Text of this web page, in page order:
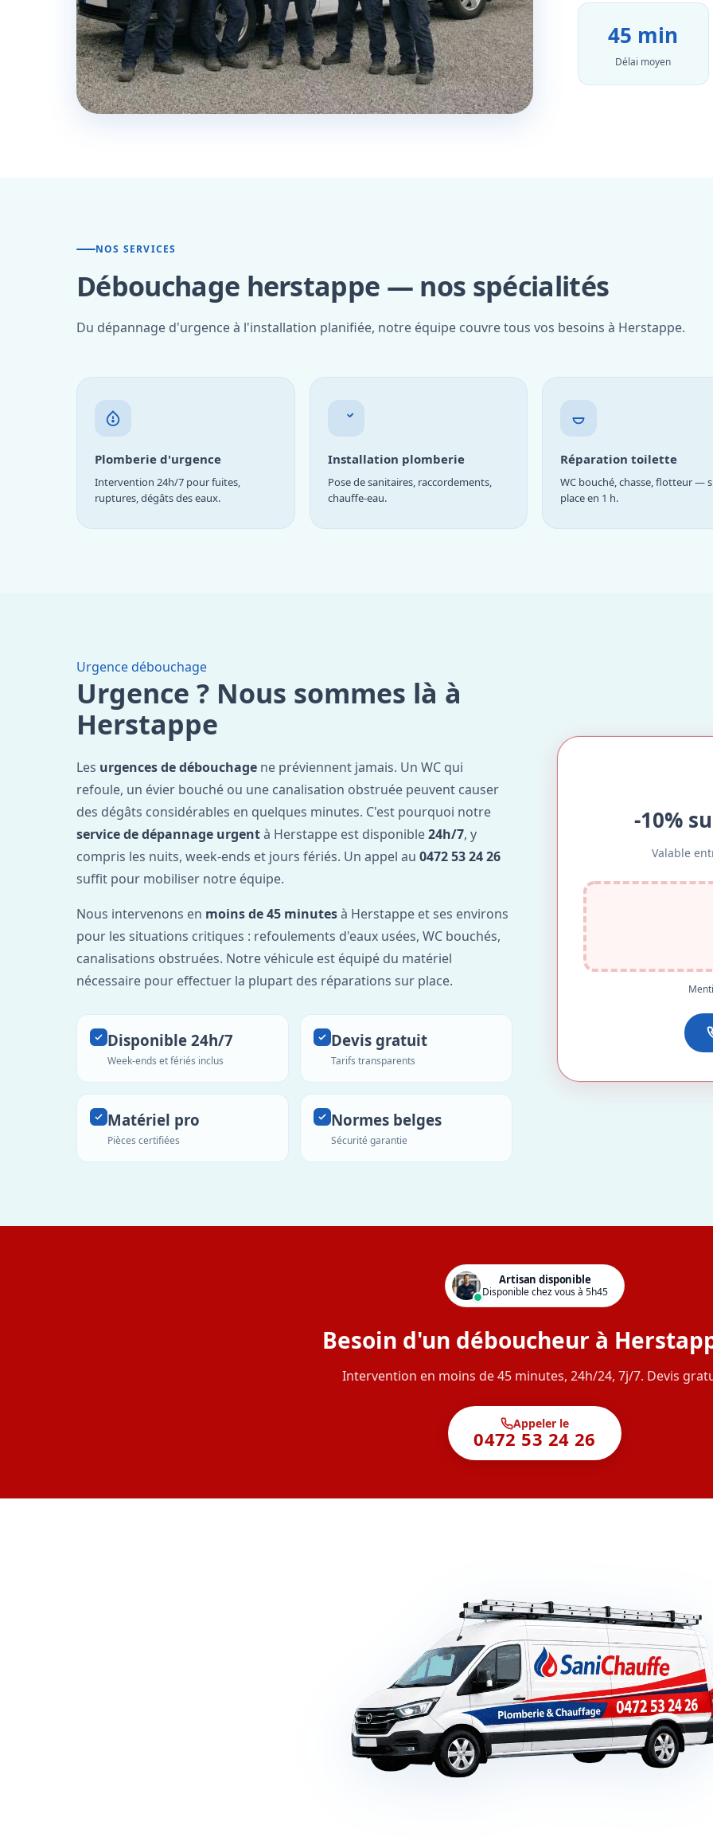
45 min
Délai moyen
NOS SERVICES
Débouchage herstappe — nos spécialités
Du dépannage d'urgence à l'installation planifiée, notre équipe couvre tous vos besoins à Herstappe.
Plomberie d'urgence
Intervention 24h/7 pour fuites,
ruptures, dégâts des eaux.
Installation plomberie
Pose de sanitaires, raccordements,
chauffe-eau.
Réparation toilette
WC bouché, chasse, flotteur —
place en 1 h.
Urgence débouchage
Urgence ? Nous sommes là à
Herstappe
Les urgences de débouchage ne préviennent jamais. Un WC qui
refoule, un évier bouché ou une canalisation obstruée peuvent causer
des dégâts considérables en quelques minutes. C'est pourquoi notre
service de dépannage urgentà Herstappe est disponible24h/7, y
compris les nuits, week-ends et jours fériés. Un appel au 0472 53 24 26
suffit pour mobiliser notre équipe.
Nous intervenons en moins de 45 minutesà Herstappe et ses environs
pour les situations critiques : refoulements d'eaux usées, WC bouchés,
canalisations obstruées. Notre véhicule est équipé du matériel
nécessaire pour effectuer la plupart des réparations sur place.
Disponible 24h/7
Week-ends et fériés inclus
Devis gratuit
Tarifs transparents
Matériel pro
Pièces certifiées
Normes belges
Sécurité garantie
-10%
Valable
Artisan disponible
Disponible chez vous à 5h45
Besoin d'un déboucheur à
Intervention en moins de 45 minutes, 24h/24, 7j/7. Devis
Appeler le
0472 53 24 26